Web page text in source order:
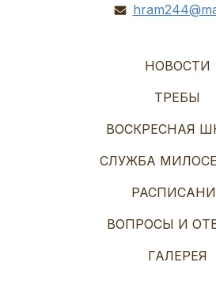
НОВОСТИ
ТРЕБЫ
ВОСКРЕСНАЯ
СЛУЖБА
ВОПРОСЫ И
ГАЛЕРЕЯ